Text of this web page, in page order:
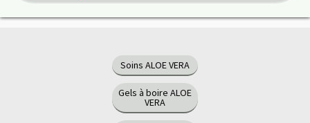
Soins ALOE VERA
Gels à boire ALOE
VERA